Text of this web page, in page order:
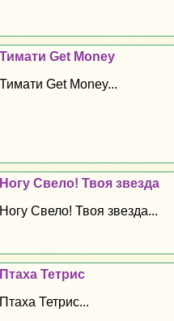
Тимати Get Money
Тимати Get Money...
Ногу Свело! Твоя звезда
Ногу Свело! Твоя звезда...
Птаха Тетрис
Птаха Тетрис...